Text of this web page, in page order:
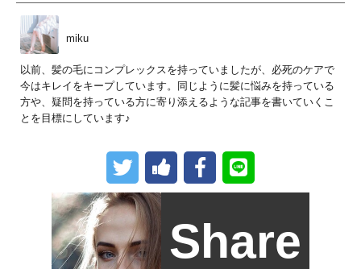
miku
以前、髪の毛にコンプレックスを持っていましたが、必死のケアで
今はキレイをキープしています。同じように髪に悩みを持っている
方や、疑問を持っている方に寄り添えるような記事を書いていくこ
とを目標にしています♪
Share